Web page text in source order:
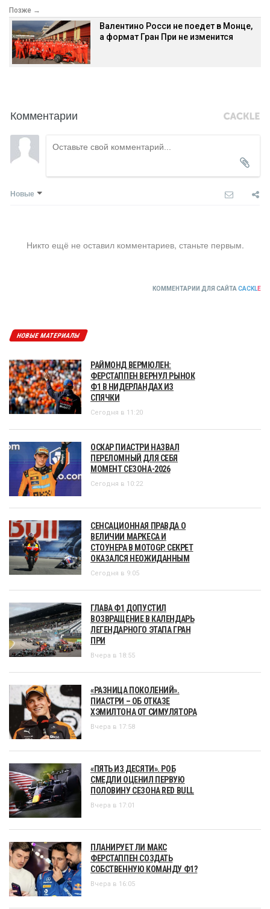
Позже →
Валентино Росси не поедет в Монце,
а формат Гран При не изменится
Комментарии
Новые
Никто ещё не оставил комментариев, станьте первым.
КОММЕНТАРИИ ДЛЯ САЙТА CACKLE
НОВЫЕ МАТЕРИАЛЫ
РАЙМОНД ВЕРМЮЛЕН:
ФЕРСТАППЕН ВЕРНУЛ РЫНОК
Ф1 В НИДЕРЛАНДАХ ИЗ
СПЯЧКИ
Сегодня в 11:20
ОСКАР ПИАСТРИ НАЗВАЛ
ПЕРЕЛОМНЫЙ ДЛЯ СЕБЯ
МОМЕНТ СЕЗОНА-2026
Сегодня в 10:22
СЕНСАЦИОННАЯ ПРАВДА О
ВЕЛИЧИИ МАРКЕСА И
СТОУНЕРА В MOTOGP. СЕКРЕТ
ОКАЗАЛСЯ НЕОЖИДАННЫМ
Сегодня в 9:05
ГЛАВА Ф1 ДОПУСТИЛ
ВОЗВРАЩЕНИЕ В КАЛЕНДАРЬ
ЛЕГЕНДАРНОГО ЭТАПА ГРАН
ПРИ
Вчера в 18:55
«РАЗНИЦА ПОКОЛЕНИЙ».
ПИАСТРИ – ОБ ОТКАЗЕ
ХЭМИЛТОНА ОТ СИМУЛЯТОРА
Вчера в 17:58
«ПЯТЬ ИЗ ДЕСЯТИ». РОБ
СМЕДЛИ ОЦЕНИЛ ПЕРВУЮ
ПОЛОВИНУ СЕЗОНА RED BULL
Вчера в 17:01
ПЛАНИРУЕТ ЛИ МАКС
ФЕРСТАППЕН СОЗДАТЬ
СОБСТВЕННУЮ КОМАНДУ Ф1?
Вчера в 16:05